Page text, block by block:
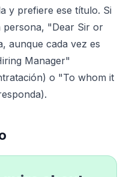
y prefiere ese título. Si
persona, "Dear Sir or
aunque cada vez es
Manager"
o "To whom it